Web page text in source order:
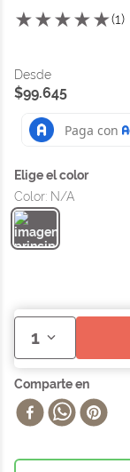
★★★★★(1)
$99.645
Color: N/A
1